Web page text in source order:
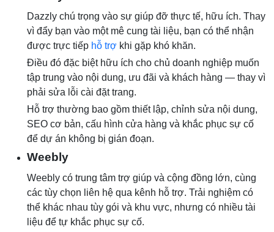
Dazzly chú trọng vào sự giúp đỡ thực tế, hữu ích. Thay
vì đẩy bạn vào một mê cung tài liệu, bạn có thể nhận
được trực tiếp hỗ trợ khi gặp khó khăn.
Điều đó đặc biệt hữu ích cho chủ doanh nghiệp muốn
tập trung vào nội dung, ưu đãi và khách hàng — thay vì
phải sửa lỗi cài đặt trang.
Hỗ trợ thường bao gồm thiết lập, chỉnh sửa nội dung,
SEO cơ bản, cấu hình cửa hàng và khắc phục sự cố
để dự án không bị gián đoạn.
Weebly
Weebly có trung tâm trợ giúp và cộng đồng lớn, cùng
các tùy chọn liên hệ qua kênh hỗ trợ. Trải nghiệm có
thể khác nhau tùy gói và khu vực, nhưng có nhiều tài
liệu để tự khắc phục sự cố.